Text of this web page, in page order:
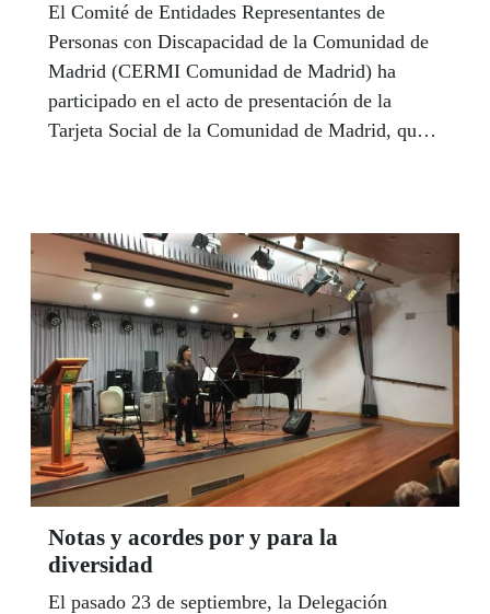
El Comité de Entidades Representantes de
Personas con Discapacidad de la Comunidad de
Madrid (CERMI Comunidad de Madrid) ha
participado en el acto de presentación de la
Tarjeta Social de la Comunidad de Madrid, que
Notas y acordes por y para la
diversidad
El pasado 23 de septiembre, la Delegación